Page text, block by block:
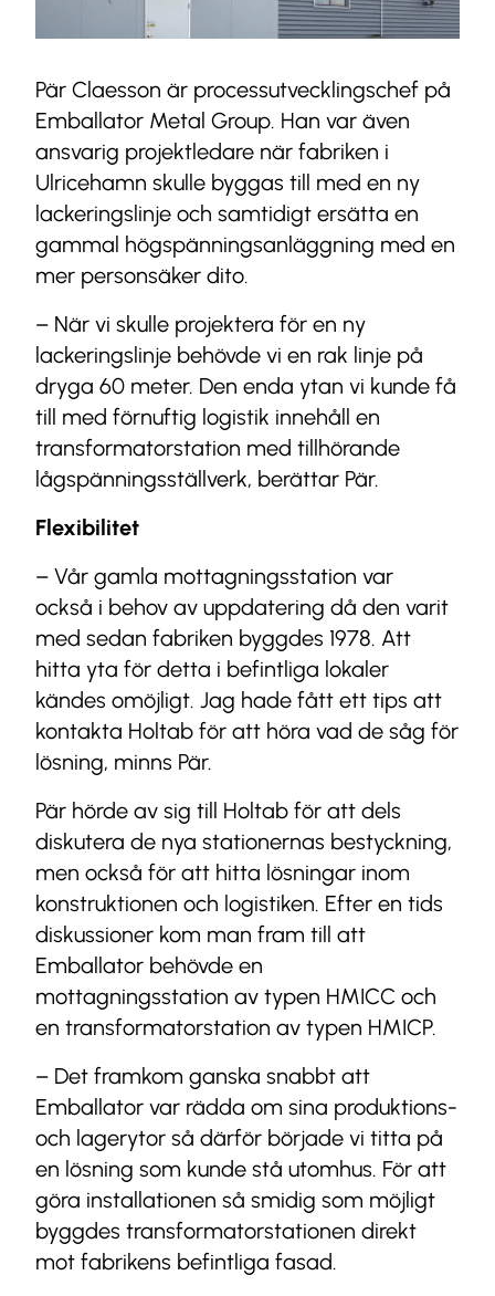
Pär Claesson är processutvecklingschef på
Emballator Metal Group. Han var även
ansvarig projektledare när fabriken i
Ulricehamn skulle byggas till med en ny
lackeringslinje och samtidigt ersätta en
gammal högspänningsanläggning med en
mer personsäker dito.
– När vi skulle projektera för en ny
lackeringslinje behövde vi en rak linje på
dryga 60 meter. Den enda ytan vi kunde få
till med förnuftig logistik innehåll en
transformatorstation med tillhörande
lågspänningsställverk, berättar Pär.
Flexibilitet
– Vår gamla mottagningsstation var
också i behov av uppdatering då den varit
med sedan fabriken byggdes 1978. Att
hitta yta för detta i befintliga lokaler
kändes omöjligt. Jag hade fått ett tips att
kontakta Holtab för att höra vad de såg för
lösning, minns Pär.
Pär hörde av sig till Holtab för att dels
diskutera de nya stationernas bestyckning,
men också för att hitta lösningar inom
konstruktionen och logistiken. Efter en tids
diskussioner kom man fram till att
Emballator behövde en
mottagningsstation av typen HMICC och
en transformatorstation av typen HMICP.
– Det framkom ganska snabbt att
Emballator var rädda om sina produktions-
och lagerytor så därför började vi titta på
en lösning som kunde stå utomhus. För att
göra installationen så smidig som möjligt
byggdes transformatorstationen direkt
mot fabrikens befintliga fasad.